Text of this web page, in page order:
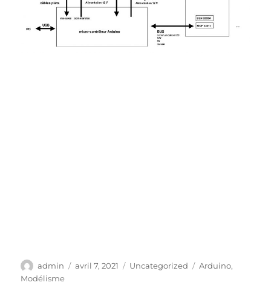
Auteur
admin
Publié
avril 7, 2021 Catégories
Uncategorized Étiquettes
Arduino,
Modélisme